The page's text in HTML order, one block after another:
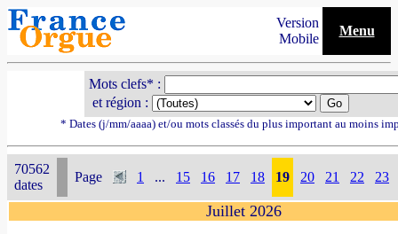
Version
Mobile
Menu
Mots clefs* :
et région :
* Dates (j/mm/aaaa) et/ou mots classés du plus important au moins
70562
dates
Page 1 ... 15 16 17 18 19 20 21 22 23
Juillet 2026